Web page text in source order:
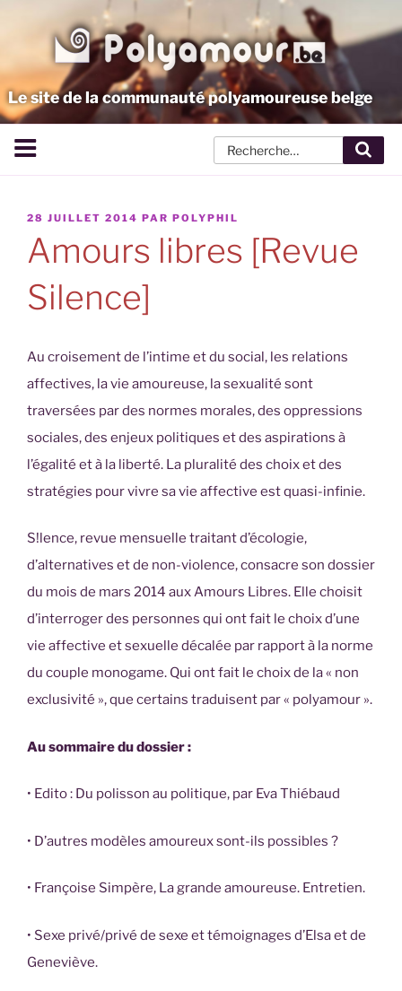
principal
Le site de la communauté polyamoureuse belge
PUBLIÉ
28 JUILLET 2014 PAR POLYPHIL
Amours libres [Revue
Silence]
Au croisement de l’intime et du social, les relations
affectives, la vie amoureuse, la sexualité sont
traversées par des normes morales, des oppressions
sociales, des enjeux politiques et des aspirations à
l’égalité et à la liberté. La pluralité des choix et des
stratégies pour vivre sa vie affective est quasi-infinie.
S!lence, revue mensuelle traitant d’écologie,
d’alternatives et de non-violence, consacre son dossier
du mois de mars 2014 aux Amours Libres. Elle choisit
d’interroger des personnes qui ont fait le choix d’une
vie affective et sexuelle décalée par rapport à la norme
du couple monogame. Qui ont fait le choix de la « non
exclusivité », que certains traduisent par « polyamour ».
Au sommaire du dossier :
• Edito : Du polisson au politique, par Eva Thiébaud
• D’autres modèles amoureux sont-ils possibles ?
• Françoise Simpère, La grande amoureuse. Entretien.
• Sexe privé/privé de sexe et témoignages d’Elsa et de
Geneviève.